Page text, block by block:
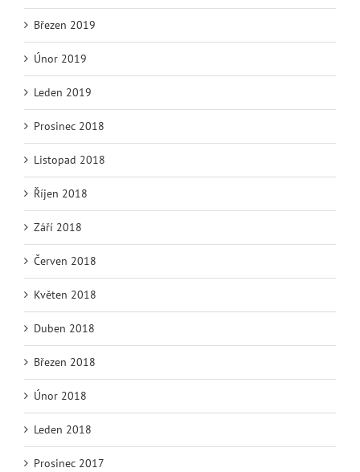
Březen 2019
Únor 2019
Leden 2019
Prosinec 2018
Listopad 2018
Říjen 2018
Září 2018
Červen 2018
Květen 2018
Duben 2018
Březen 2018
Únor 2018
Leden 2018
Prosinec 2017